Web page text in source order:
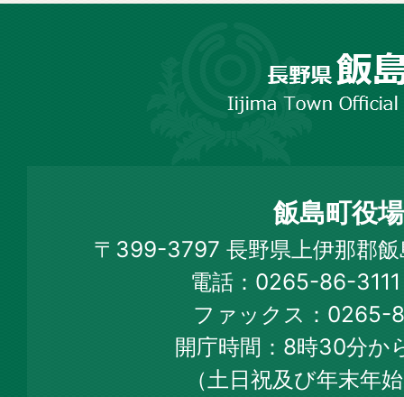
Town
Official
Web
Site
飯島町役場
〒399-3797 長野県上伊那郡
電話：0265-86-
ファックス：0265-
開庁時間：8時30分か
（土日祝及び年末年